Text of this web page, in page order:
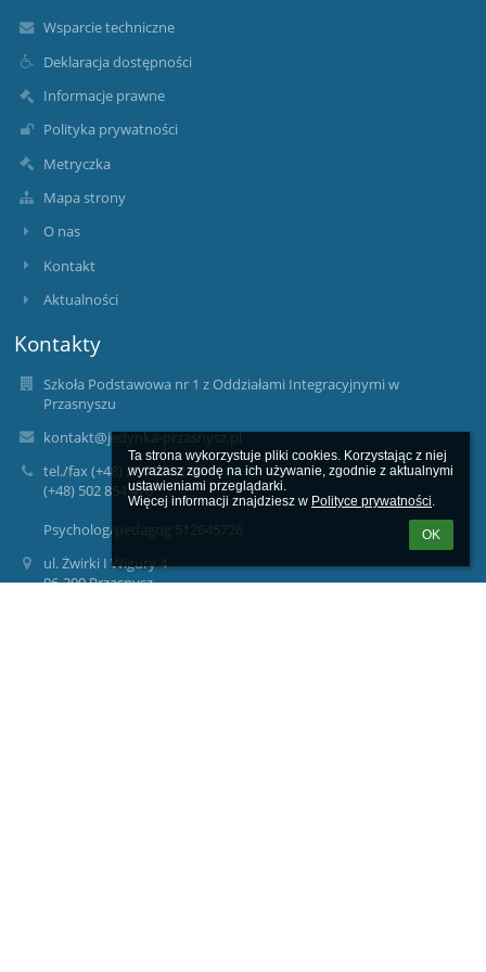
Ta strona wykorzystuje pliki cookies. Korzystając z niej
wyrażasz zgodę na ich używanie, zgodnie z aktualnymi
ustawieniami przeglądarki.
Więcej informacji znajdziesz w Polityce prywatności.
OK
Wsparcie techniczne
Deklaracja dostępności
Informacje prawne
Polityka prywatności
Metryczka
Mapa strony
O nas
Kontakt
Aktualności
Kontakty
Szkoła Podstawowa nr 1 z Oddziałami Integracyjnymi w
Przasnyszu
kontakt@jedynka-przasnysz.pl
tel./fax (+48) 29 752 22 04
(+48) 502 854 470
Psycholog/pedagog 512645726
ul. Żwirki I Wigury 4
06-300 Przasnysz